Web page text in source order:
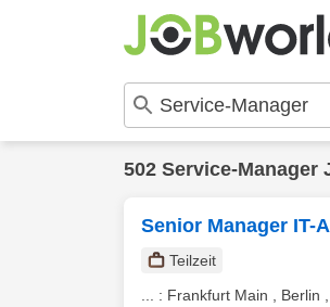
502 Service-Manager
Senior Manager IT-
Teilzeit
... : Frankfurt Main ,